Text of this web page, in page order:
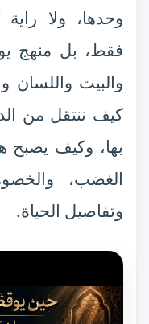
وحدها، ولا
فقط، بل منهج
والبيت واللسان
كيف ننتقل من
بها، وكيف
الغضب،
وتفاصيل الحياة.